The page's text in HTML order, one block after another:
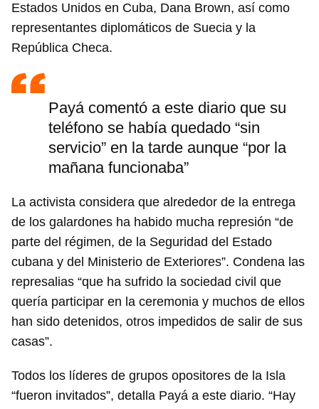
Estados Unidos en Cuba, Dana Brown, así como
representantes diplomáticos de Suecia y la
República Checa.
Payá comentó a este diario que su
teléfono se había quedado “sin
servicio” en la tarde aunque “por la
mañana funcionaba”
La activista considera que alrededor de la entrega
de los galardones ha habido mucha represión “de
parte del régimen, de la Seguridad del Estado
cubana y del Ministerio de Exteriores”. Condena las
represalias “que ha sufrido la sociedad civil que
quería participar en la ceremonia y muchos de ellos
han sido detenidos, otros impedidos de salir de sus
casas”.
Todos los líderes de grupos opositores de la Isla
“fueron invitados”, detalla Payá a este diario. “Hay